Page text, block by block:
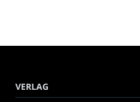
VERLAG